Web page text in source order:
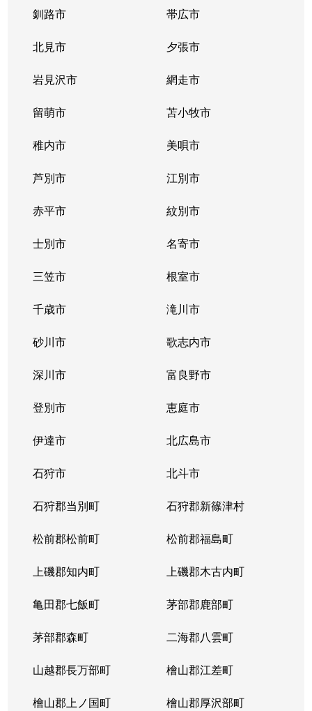
釧路市 帯広市
北見市 夕張市
岩見沢市 網走市
留萌市 苫小牧市
稚内市 美唄市
芦別市 江別市
赤平市 紋別市
士別市 名寄市
三笠市 根室市
千歳市 滝川市
砂川市 歌志内市
深川市 富良野市
登別市 恵庭市
伊達市 北広島市
石狩市 北斗市
石狩郡当別町 石狩郡新篠津村
松前郡松前町 松前郡福島町
上磯郡知内町 上磯郡木古内町
亀田郡七飯町 茅部郡鹿部町
茅部郡森町 二海郡八雲町
山越郡長万部町 檜山郡江差町
檜山郡上ノ国町 檜山郡厚沢部町